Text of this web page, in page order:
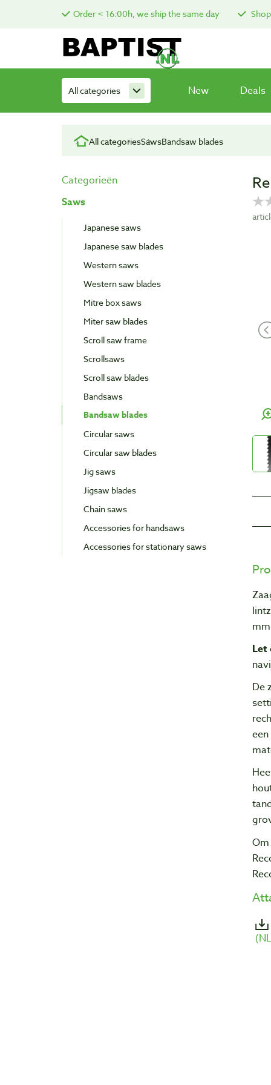
Order < 16:00h, we ship the same day
All categories New Deals
All categoriesSawsBandsaw blades
Categorieën
Saws
Japanese saws
Japanese saw blades
Western saws
Western saw blades
Mitre box saws
Miter saw blades
Scroll saw frame
Scrollsaws
Scroll saw blades
Bandsaws
Bandsaw blades
Circular saws
Circular saw blades
Jig saws
Jigsaw blades
Chain saws
Accessories for handsaws
Accessories for stationary saws
Let
De